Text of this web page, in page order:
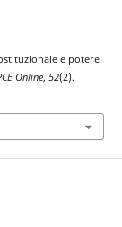
e potere
Online, 52(2).